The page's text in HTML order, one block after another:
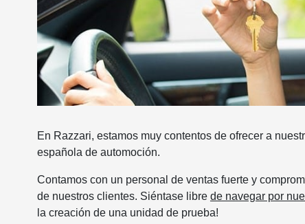
En Razzari, estamos muy contentos de ofrecer a
española de automoción.
Contamos con un personal de ventas fuerte y
de nuestros clientes. Siéntase libre de navegar por
la creación de una unidad de prueba!